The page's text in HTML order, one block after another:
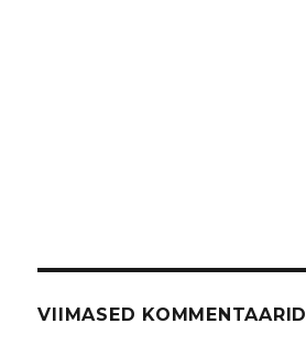
VIIMASED KOMMENTAARID